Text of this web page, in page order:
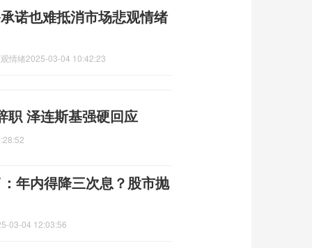
诺也难抵消市场悲观情绪
情绪2025-03-04 10:42:23
职 泽连斯基强硬回应
年内得降三次息？股市抛
03-04 12:03:56